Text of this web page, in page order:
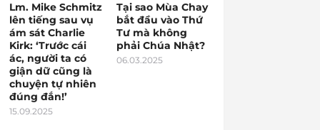
Lm. Mike Schmitz
lên tiếng sau vụ
ám sát Charlie
Kirk: ‘Trước cái
ác, người ta có
giận dữ cũng là
chuyện tự nhiên
đúng đắn!’
15.09.2025
Tại sao Mùa Chay
bắt đầu vào Thứ
Tư mà không
phải Chúa Nhật?
06.03.2025